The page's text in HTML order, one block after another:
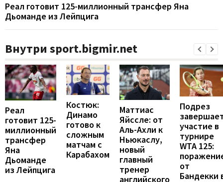
Реал готовит 125-миллионный трансфер Яна
Дьоманде из Лейпцига
Внутри sport.bigmir.net
Реал
готовит 125-
миллионный
трансфер
Яна
Дьоманде
из Лейпцига
Костюк:
Динамо
готово к
сложным
матчам с
Карабахом
Маттиас
Яйссле: от
Аль-Ахли к
Ньюкаслу,
новый
главный
тренер
английского
Подрез
участие в
турнире
WTA 125:
от
Бандекки